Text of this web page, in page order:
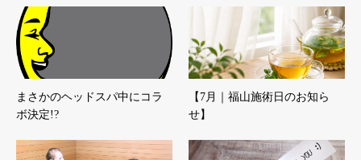
まさかのヘッドスパ中にコラ
ボ決定!?
【7月｜福山施術日のお知ら
せ】